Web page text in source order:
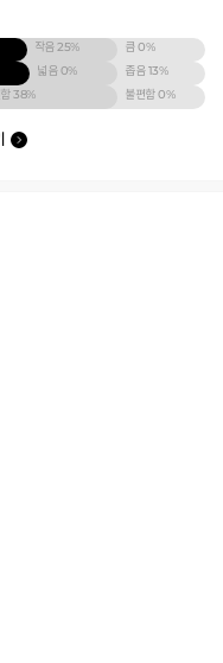
작음25% 큼0%
넓음0% 좁음13%
함38% 불편함0%